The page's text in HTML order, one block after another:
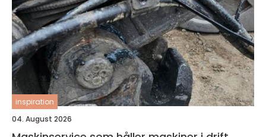
inspiration
04. August 2026